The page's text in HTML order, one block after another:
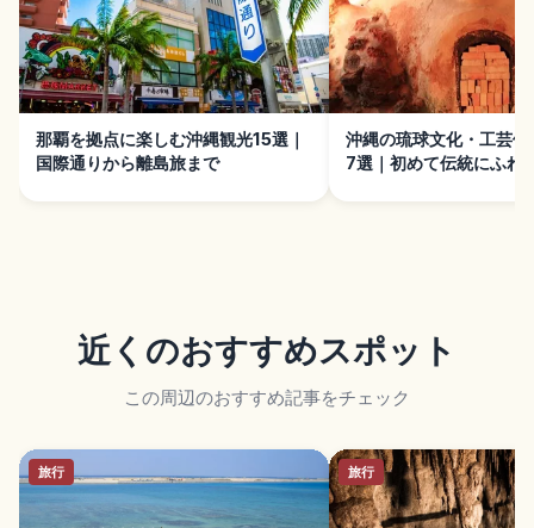
那覇を拠点に楽しむ沖縄観光15選｜
国際通りから離島旅まで
沖縄の琉球文化・工芸体
7選｜初めて伝統にふれ
近くのおすすめスポット
この周辺のおすすめ記事をチェック
旅行 旅行